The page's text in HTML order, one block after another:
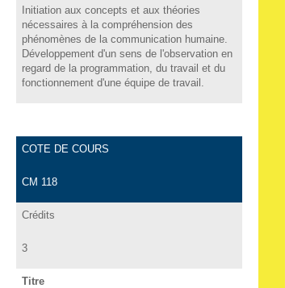
Initiation aux concepts et aux théories
nécessaires à la compréhension des
phénomènes de la communication humaine.
Développement d'un sens de l'observation en
regard de la programmation, du travail et du
fonctionnement d'une équipe de travail.
COTE DE COURS
CM 118
Crédits
3
Titre